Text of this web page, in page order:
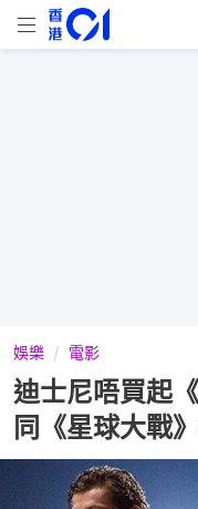
娛樂 電影
迪士尼唔買起
同《星球大戰